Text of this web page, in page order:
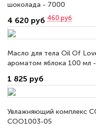
шоколада - 7000
4 620 руб 460 руб
Масло для тела Oil Of
ароматом яблока 100 мл
1 825 руб
Увлажняющий комплекс
COO1003-05